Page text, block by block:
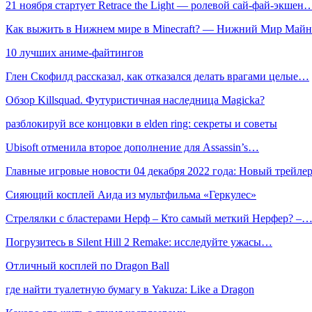
21 ноября стартует Retrace the Light — ролевой сай-фай-
Как выжить в Нижнем мире в Minecraft? — Нижний Мир
10 лучших аниме-файтингов
Глен Скофилд рассказал, как отказался делать врагами целые…
Обзор Killsquad. Футуристичная наследница Magicka?
разблокируй все концовки в elden ring: секреты и советы
Ubisoft отменила второе дополнение для Assassin’s…
Главные игровые новости 04 декабря 2022 года: Новый
Сияющий косплей Аида из мультфильма «Геркулес»
Стрелялки с бластерами Нерф – Кто самый меткий Нерфер? –…
Погрузитесь в Silent Hill 2 Remake: исследуйте ужасы…
Отличный косплей по Dragon Ball
где найти туалетную бумагу в Yakuza: Like a Dragon